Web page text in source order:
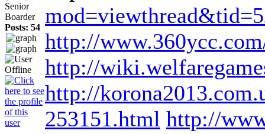
Senior
Boarder
Posts: 54
http://
http://
http://
253151.html http://